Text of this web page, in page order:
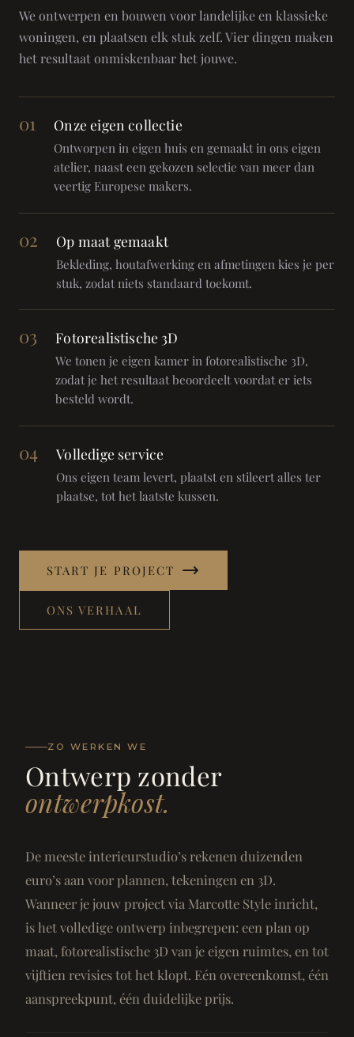
We ontwerpen en bouwen voor landelijke en klassieke
woningen, en plaatsen elk stuk zelf. Vier dingen maken
het resultaat onmiskenbaar het jouwe.
01 Onze eigen collectie
Ontworpen in eigen huis en gemaakt in ons eigen
atelier, naast een gekozen selectie van meer dan
veertig Europese makers.
02 Op maat gemaakt
Bekleding, houtafwerking en afmetingen kies je per
stuk, zodat niets standaard toekomt.
03 Fotorealistische 3D
We tonen je eigen kamer in fotorealistische 3D,
zodat je het resultaat beoordeelt voordat er iets
besteld wordt.
04 Volledige service
Ons eigen team levert, plaatst en stileert alles ter
plaatse, tot het laatste kussen.
START JE PROJECT
ONS VERHAAL
ZO WERKEN WE
Ontwerp zonder
ontwerpkost.
De meeste interieurstudio’s rekenen duizenden
euro’s aan voor plannen, tekeningen en 3D.
Wanneer je jouw project via Marcotte Style inricht,
is het volledige ontwerp inbegrepen: een plan op
maat, fotorealistische 3D van je eigen ruimtes, en tot
vijftien revisies tot het klopt. Eén overeenkomst, één
aanspreekpunt, één duidelijke prijs.